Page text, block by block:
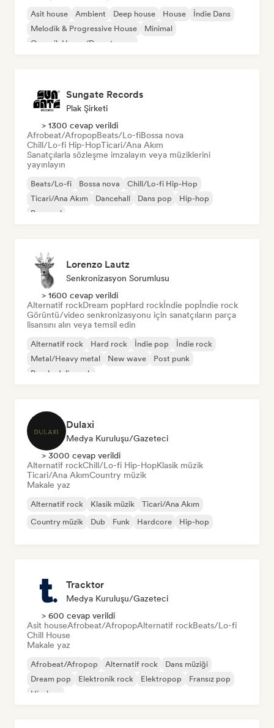
Asit house Ambient Deep house House
İndie Dans
Melodik & Progressive House
Minimal
Organik House/Downtempo
Sungate Records
Plak Şirketi
> 1300 cevap verildi
Afrobeat/AfropopBeats/Lo-fiBossa nova
Chill/Lo-fi Hip-HopTicari/Ana Akım
Sanatçılarla sözleşme imzalayın veya müziklerini
yayınlayın
Beats/Lo-fi Bossa nova
Chill/Lo-fi Hip-Hop
Ticari/Ana Akım
Dancehall Dans pop
Hip-hop
Pop soul
Lorenzo Lautz
Senkronizasyon Sorumlusu
> 1600 cevap verildi
Alternatif rockDream popHard rockİndie popİndie rock
Görüntü/video senkronizasyonu için sanatçıların parça
lisansını alın veya temsil edin
Alternatif rock Hard rock İndie pop
İndie rock
Metal/Heavy metal
New wave
Post punk
Psychedelic rock
Dulaxi
Medya Kuruluşu/Gazeteci
> 3000 cevap verildi
Alternatif rockChill/Lo-fi Hip-HopKlasik müzik
Ticari/Ana AkımCountry müzik
Makale yaz
Alternatif rock Klasik müzik
Ticari/Ana Akım
Country müzik
Dub Funk Hardcore Hip-hop
Tracktor
Medya Kuruluşu/Gazeteci
> 600 cevap verildi
Asit houseAfrobeat/AfropopAlternatif rockBeats/Lo-fi
Chill House
Makale yaz
Afrobeat/Afropop Alternatif rock
Dans müziği
Dream pop
Elektronik rock Elektropop
Fransız pop
Hip-hop